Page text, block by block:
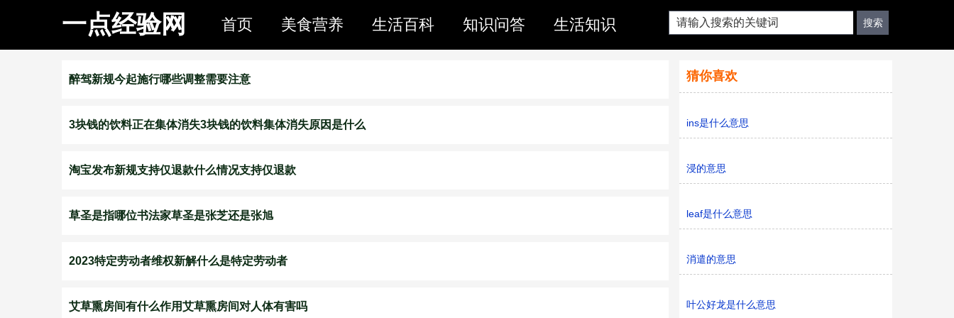
一点经验网 首页 美食营养 生活百科 知识问答 生活知识
醉驾新规今起施行哪些调整需要注意
​3块钱的饮料正在集体消失3块钱的饮料集体消失原因是什么
淘宝发布新规支持仅退款什么情况支持仅退款
草圣是指哪位书法家草圣是张芝还是张旭
2023特定劳动者维权新解什么是特定劳动者
艾草熏房间有什么作用艾草熏房间对人体有害吗
猜你喜欢
ins是什么意思
浸的意思
leaf是什么意思
消遣的意思
叶公好龙是什么意思